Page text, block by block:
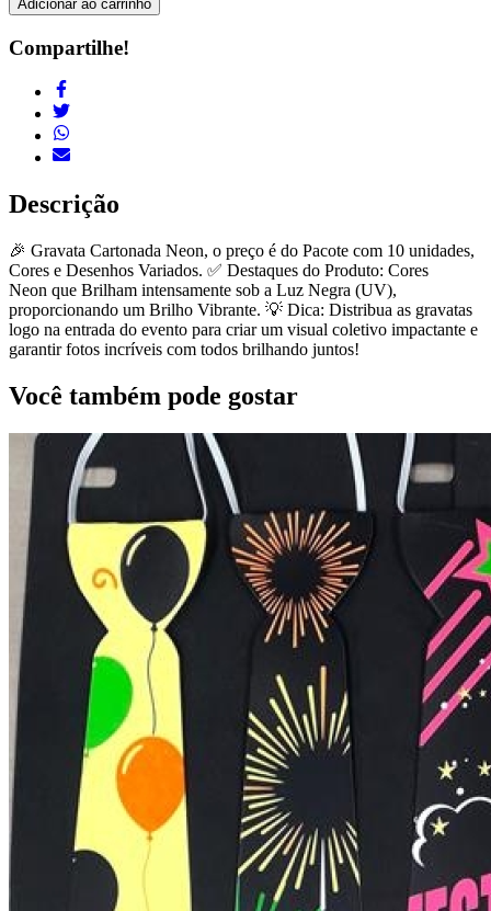
Adicionar ao carrinho
Compartilhe!
Descrição
🎉 Gravata Cartonada Neon, o preço é do Pacote com 10 unidades,
Cores e Desenhos Variados. ✅ Destaques do Produto: Cores
Neon que Brilham intensamente sob a Luz Negra (UV),
proporcionando um Brilho Vibrante. 💡 Dica: Distribua as gravatas
logo na entrada do evento para criar um visual coletivo impactante e
garantir fotos incríveis com todos brilhando juntos!
Você também pode gostar